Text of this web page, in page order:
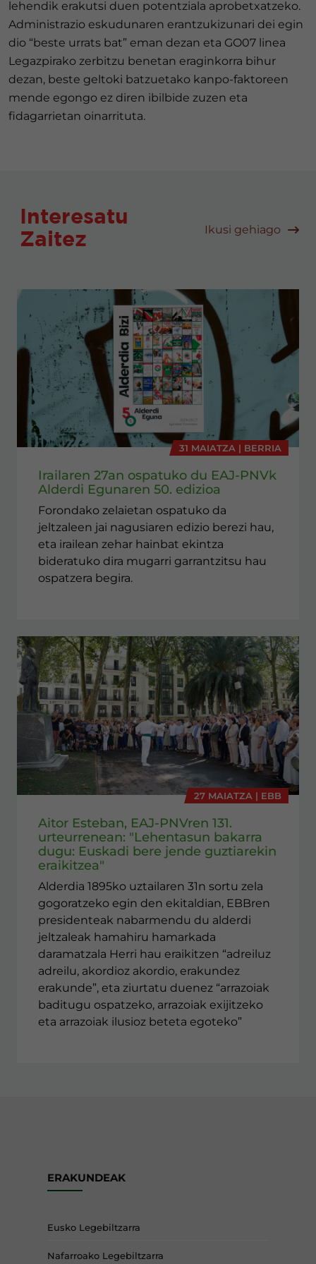
lehendik erakutsi duen potentziala aprobetxatzeko.
Administrazio eskudunaren erantzukizunari dei egin
dio “beste urrats bat” eman dezan eta GO07 linea
Legazpirako zerbitzu benetan eraginkorra bihur
dezan, beste geltoki batzuetako kanpo-faktoreen
mende egongo ez diren ibilbide zuzen eta
fidagarrietan oinarrituta.
Interesatu
Zaitez
Ikusi gehiago
31 MAIATZA | BERRIA
Irailaren 27an ospatuko du EAJ-PNVk
Alderdi Egunaren 50. edizioa
Forondako zelaietan ospatuko da
jeltzaleen jai nagusiaren edizio berezi hau,
eta irailean zehar hainbat ekintza
bideratuko dira mugarri garrantzitsu hau
ospatzera begira.
27 MAIATZA | EBB
Aitor Esteban, EAJ-PNVren 131.
urteurrenean: "Lehentasun bakarra
dugu: Euskadi bere jende guztiarekin
eraikitzea"
Alderdia 1895ko uztailaren 31n sortu zela
gogoratzeko egin den ekitaldian, EBBren
presidenteak nabarmendu du alderdi
jeltzaleak hamahiru hamarkada
daramatzala Herri hau eraikitzen “adreiluz
adreilu, akordioz akordio, erakundez
erakunde”, eta ziurtatu duenez “arrazoiak
baditugu ospatzeko, arrazoiak exijitzeko
eta arrazoiak ilusioz beteta egoteko”
ERAKUNDEAK
Eusko Legebiltzarra
Nafarroako Legebiltzarra